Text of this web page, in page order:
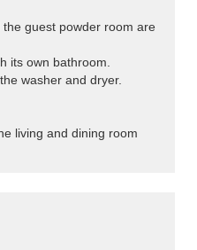
guest powder room are
its own bathroom.
washer and dryer.
living and dining room